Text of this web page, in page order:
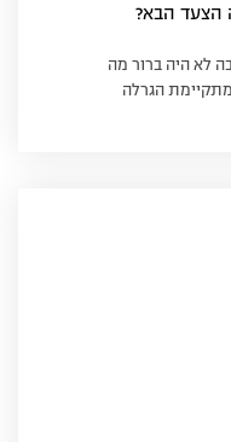
הצעד הבא?
לא היה ברור מה
הגרלה